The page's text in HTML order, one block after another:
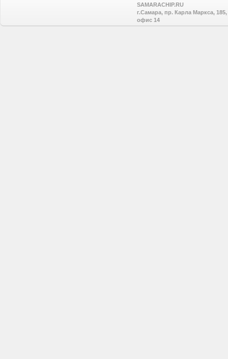
SAMARACHIP.RU
г.Самара, пр. Карла Маркса, 185,
офис 14